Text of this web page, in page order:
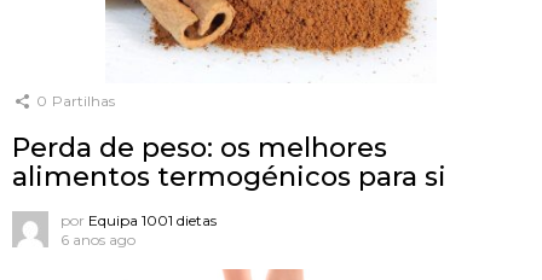
0 Partilhas
Perda de peso: os melhores
alimentos termogénicos para si
por Equipa 1001 dietas
6 anos ago